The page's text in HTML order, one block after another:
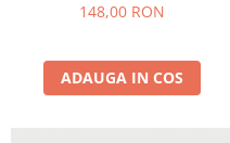
148,00 RON
ADAUGA IN COS